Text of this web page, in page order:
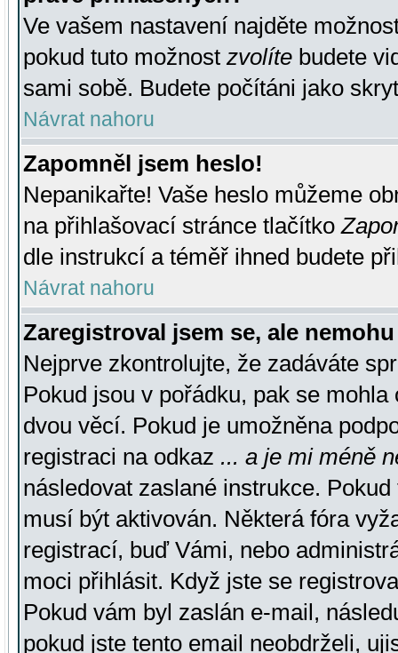
Ve vašem nastavení najděte
pokud tuto možnost zvolíte budete
sami sobě. Budete počítáni jako
Návrat nahoru
Zapomněl jsem heslo!
Nepanikařte! Vaše heslo můžeme
na přihlašovací stránce tlačítko
dle instrukcí a téměř ihned budete
Návrat nahoru
Zaregistroval jsem se, ale
Nejprve zkontrolujte, že zadáváte
Pokud jsou v pořádku, pak se
dvou věcí. Pokud je umožněna
registraci na odkaz ... a je mi méně
následovat zaslané instrukce.
musí být aktivován. Některá fóra
registrací, buď Vámi, nebo
moci přihlásit. Když jste se
Pokud vám byl zaslán e-mail,
pokud jste tento email neobdrželi,